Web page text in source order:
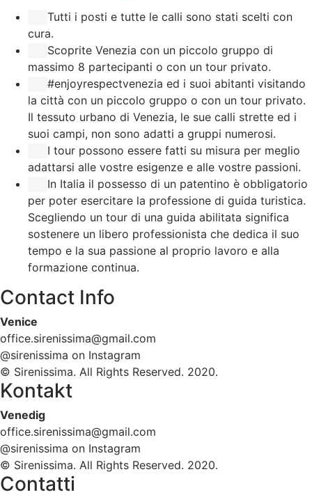
Tutti i posti e tutte le calli sono stati scelti con
cura.
Scoprite Venezia con un piccolo gruppo di
massimo 8 partecipanti o con un tour privato.
#enjoyrespectvenezia ed i suoi abitanti visitando
la città con un piccolo gruppo o con un tour privato.
Il tessuto urbano di Venezia, le sue calli strette ed i
suoi campi, non sono adatti a gruppi numerosi.
I tour possono essere fatti su misura per meglio
adattarsi alle vostre esigenze e alle vostre passioni.
In Italia il possesso di un patentino è obbligatorio
per poter esercitare la professione di guida turistica.
Scegliendo un tour di una guida abilitata significa
sostenere un libero professionista che dedica il suo
tempo e la sua passione al proprio lavoro e alla
formazione continua.
Contact Info
Venice
office.sirenissima@gmail.com
@sirenissima on Instagram
© Sirenissima. All Rights Reserved. 2020.
Kontakt
Venedig
office.sirenissima@gmail.com
@sirenissima on Instagram
© Sirenissima. All Rights Reserved. 2020.
Contatti